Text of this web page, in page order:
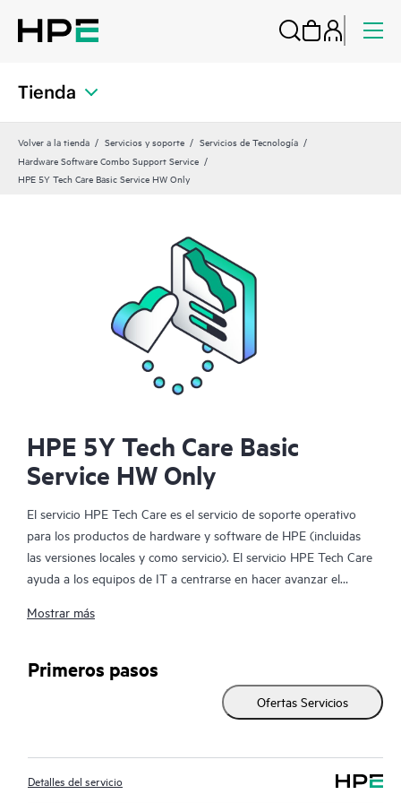
Tienda
Volver a la tienda Servicios y soporte
Servicios de Tecnología
Hardware Software Combo Support Service
HPE 5Y Tech Care Basic Service HW Only
HPE 5Y Tech Care Basic
Service HW Only
El servicio HPE Tech Care es el servicio de soporte operativo
para los productos de hardware y software de HPE (incluidas
las versiones locales y como servicio). El servicio HPE Tech Care
ayuda a los equipos de IT a centrarse en hacer avanzar el
las cosas, en lugar de tener que dedicarse tan solo a reaccionar
El servicio HPE Tech Care habilita el acceso directo a
especialistas en productos concretos y proporciona
de actuar de manera más eficiente. Los clientes del servicio HPE
Tech Care pueden acceder al soporte a través de diversos
Mostrar más
Primeros pasos
Ofertas Servicios
Detalles del servicio